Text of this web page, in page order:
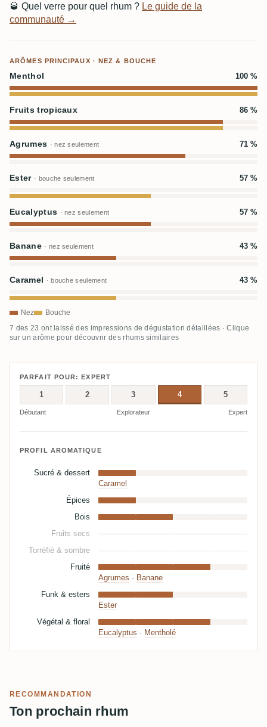
🥃 Quel verre pour quel rhum ? Le guide de la
communauté →
ARÔMES PRINCIPAUX · NEZ & BOUCHE
Menthol 100 %
Fruits tropicaux 86 %
Agrumes · nez seulement 71 %
Ester · bouche seulement 57 %
Eucalyptus · nez seulement 57 %
Banane · nez seulement 43 %
Caramel · bouche seulement 43 %
Nez Bouche
7 des 23 ont laissé des impressions de dégustation détaillées · Clique
sur un arôme pour découvrir des rhums similaires
PARFAIT POUR: EXPERT
1 2 3 4 5
Débutant Explorateur Expert
PROFIL AROMATIQUE
Sucré & dessert
Caramel
Épices
Bois
Fruits secs
Torréfié & sombre
Fruité
Agrumes · Banane
Funk & esters
Ester
Végétal & floral
Eucalyptus · Mentholé
RECOMMANDATION
Ton prochain rhum